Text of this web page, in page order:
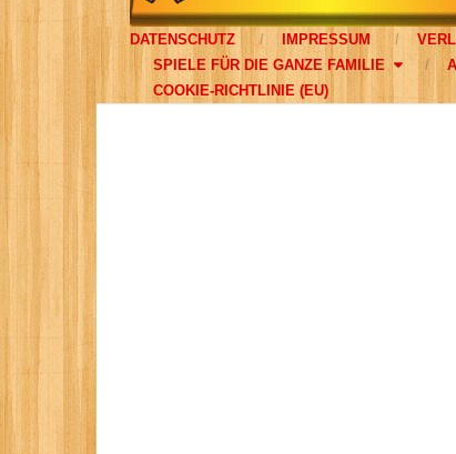
DATENSCHUTZ IMPRESSUM
SPIELE FÜR DIE GANZE FAMILIE
COOKIE-RICHTLINIE (EU)